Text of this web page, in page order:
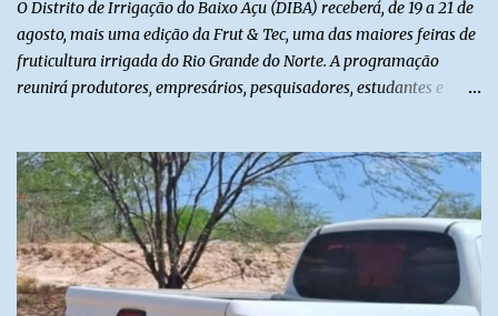
O Distrito de Irrigação do Baixo Açu (DIBA) receberá, de 19 a 21 de
agosto, mais uma edição da Frut & Tec, uma das maiores feiras de
fruticultura irrigada do Rio Grande do Norte. A programação
reunirá produtores, empresários, pesquisadores, estudantes e
instituições e tecnologias voltadas ao setor. Além das atividades
técnicas, a feira contará com programação cultural. No dia 20 de
agosto, o público poderá prestigiar o show de humor com Mução,
seguido de apresentação musical de Vê Barreto. A Frut & Tec
reforça a importância do Distrito de Irrigação do Baixo Açu como
referência na fruticultura irrigada, promovendo conhecimento,